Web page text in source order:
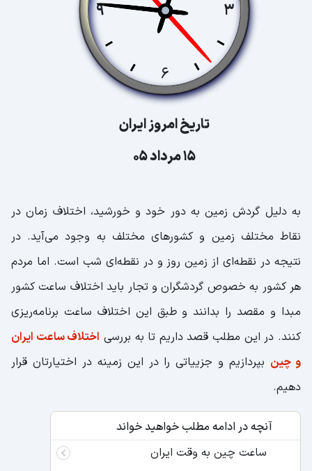
تاریخ امروز ایران
15 مرداد 05
به دلیل گردش زمین به دور خود و خورشید، اختلاف زمان در
نقاط مختلف زمین و کشورهای مختلف به وجود می‌آید. در
نتیجه در نقطه‌ای از زمین روز و در نقطه‌ای شب است. اما مردم
هر کشور به خصوص گردشگران و تجار باید اختلاف ساعت کشور
مبدا و مقصد را بدانند و طبق این اختلاف ساعت برنامه‌ریزی
کنند. در این مطلب قصد داریم تا به بررسی اختلاف ساعت ایران
و چین بپردازیم و جزییاتی را در این زمینه در اختیارتان قرار
دهیم.
آنچه در ادامه مطلب خواهید خواند
ساعت چین به وقت ایران